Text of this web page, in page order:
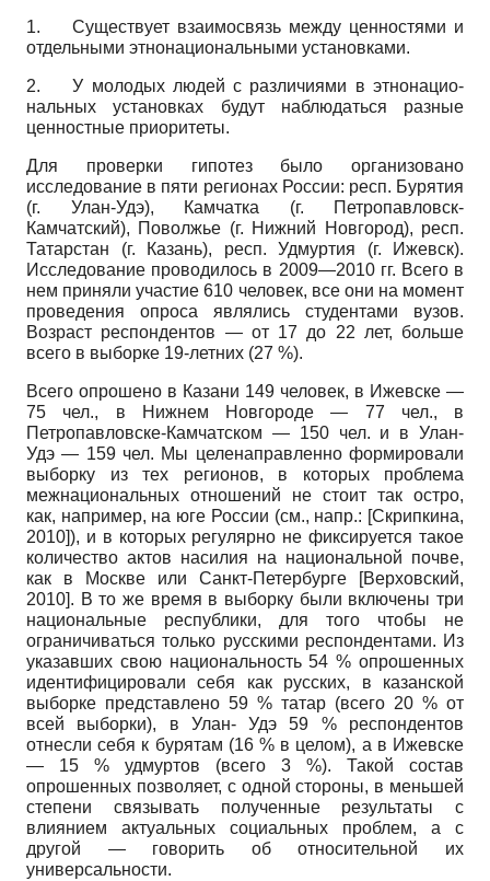
1. Существует взаимосвязь между ценностями и
отдельными этнонациональными установками.
2.У молодых людей с различиями в этнонацио-
нальных установках будут наблюдаться разные
ценностные приоритеты.
Для проверки гипотез было организовано
исследование в пяти регионах России: респ. Бурятия
(г. Улан-Удэ), Камчатка (г. Петропавловск-
Камчатский), Поволжье (г. Нижний Новгород), респ.
Та­тарстан (г. Казань), респ. Удмуртия (г. Ижевск).
Исследование проводилось в 2009—2010 гг. Всего в
нем приняли участие 610 человек, все они на момент
проведения опроса являлись студентами вузов.
Возраст респондентов — от 17 до 22 лет, больше
всего в выборке 19-летних (27 %).
Всего опрошено в Казани 149 человек, в Ижевске —
75 чел., в Нижнем Новгороде — 77 чел., в
Петропавловске-Камчатском — 150 чел. и в Улан-
Удэ — 159 чел. Мы целенаправленно формировали
выборку из тех регионов, в которых проблема
межнациональных отношений не стоит так остро,
как, например, на юге России (см., напр.: [Скрипкина,
2010]), и в которых регулярно не фиксируется такое
количество актов насилия на национальной почве,
как в Москве или Санкт-Петербурге
[Верховский,
2010]. В то же время в выборку были включены три
национальные республики, для того чтобы не
ограничиваться только русскими респондентами. Из
указавших свою национальность 54 % опрошенных
идентифицировали себя как русских, в казанской
выборке представлено 59 % татар (всего 20 % от
всей выборки), в Улан- Удэ 59 % респондентов
отнесли себя к бурятам (16 % в целом), а в Ижевске
— 15 % удмуртов (всего 3 %). Такой состав
опрошенных позволяет, с одной стороны, в меньшей
степени связывать полученные результаты с
влиянием актуальных социальных проблем, а с
другой — говорить об относительной их
универсальности.